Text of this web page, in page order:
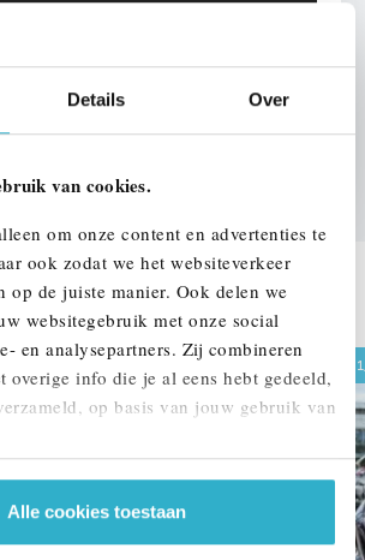
Details Over
van cookies.
om onze content en advertenties te
ook zodat we het websiteverkeer
op de juiste manier. Ook delen we
websitegebruik met onze social
en analysepartners. Zij combineren
overige info die je al eens hebt gedeeld,
op basis van jouw gebruik van
Alle cookies toestaan